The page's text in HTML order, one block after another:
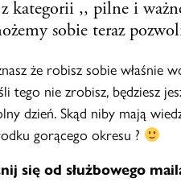
kategorii ,, pilne i
sobie teraz
że robisz sobie właśnie
tego nie zrobisz, będziesz
dzień. Skąd niby mają
gorącego okresu ?
się od służbowego